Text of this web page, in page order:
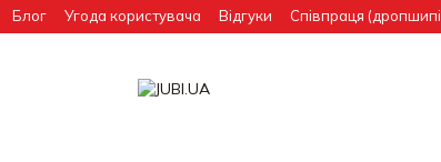
Блог Угода користувача Відгуки Співпраця